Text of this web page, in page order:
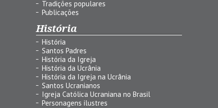
Tradições populares
Publicações
História
História
Santos Padres
História da Igreja
História da Ucrânia
História da Igreja na Ucrânia
Santos Ucranianos
Igreja Católica Ucraniana no Brasil
Personagens ilustres